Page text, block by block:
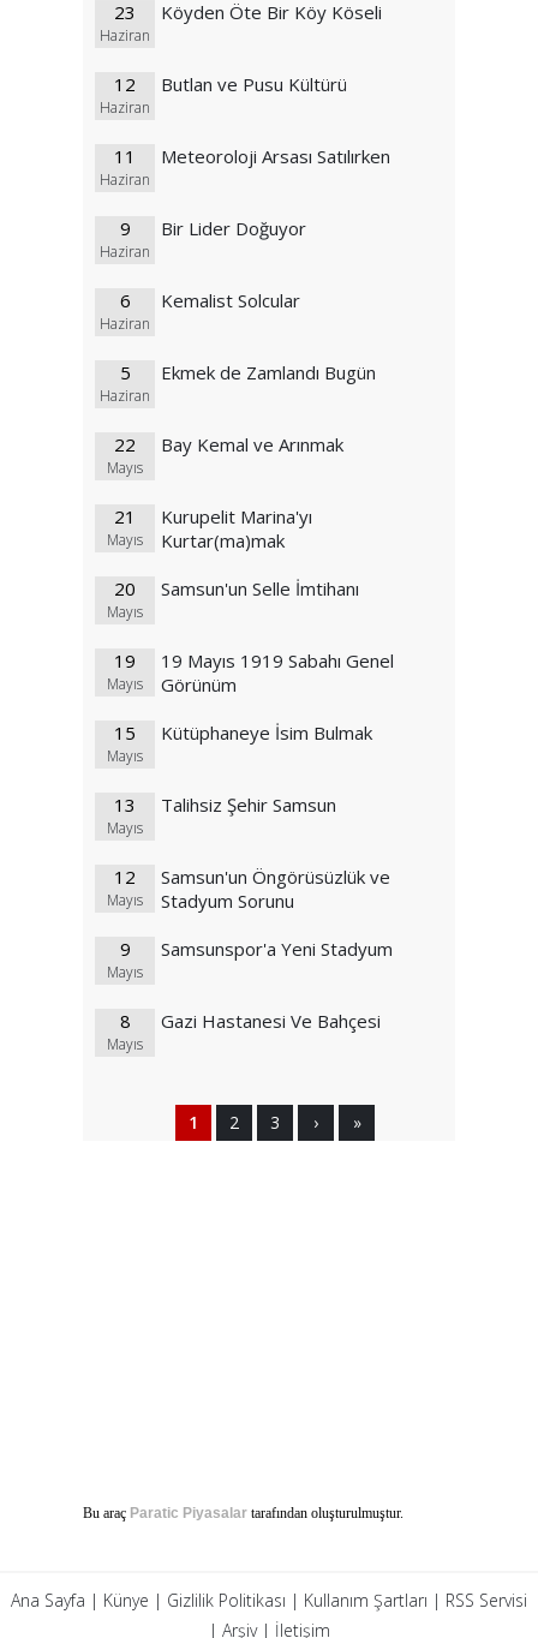
23
Haziran
Köyden Öte Bir Köy Köseli
12
Haziran
Butlan ve Pusu Kültürü
11
Haziran
Meteoroloji Arsası Satılırken
9
Haziran
Bir Lider Doğuyor
6
Haziran
Kemalist Solcular
5
Haziran
Ekmek de Zamlandı Bugün
22
Mayıs
Bay Kemal ve Arınmak
21
Mayıs
Kurupelit Marina'yı
Kurtar(ma)mak
20
Mayıs
Samsun'un Selle İmtihanı
19
Mayıs
19 Mayıs 1919 Sabahı Genel
Görünüm
15
Mayıs
Kütüphaneye İsim Bulmak
13
Mayıs
Talihsiz Şehir Samsun
12
Mayıs
Samsun'un Öngörüsüzlük ve
Stadyum Sorunu
9
Mayıs
Samsunspor'a Yeni Stadyum
8
Mayıs
Gazi Hastanesi Ve Bahçesi
1 2 3 › »
Bu araç Paratic Piyasalar tarafından oluşturulmuştur.
Ana Sayfa | Künye | Gizlilik Politikası | Kullanım Şartları | RSS Servisi
| Arşiv| İletişim